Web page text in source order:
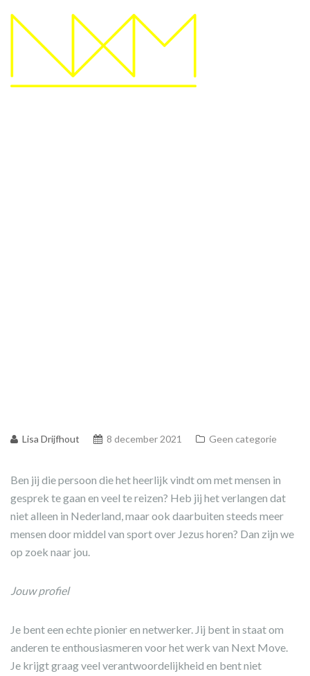
Lisa Drijfhout 8 december 2021 Geen categorie
Ben jij die persoon die het heerlijk vindt om met mensen in
gesprek te gaan en veel te reizen? Heb jij het verlangen dat
niet alleen in Nederland, maar ook daarbuiten steeds meer
mensen door middel van sport over Jezus horen? Dan zijn we
op zoek naar jou.
Jouw profiel
Je bent een echte pionier en netwerker. Jij bent in staat om
anderen te enthousiasmeren voor het werk van Next Move.
Je krijgt graag veel verantwoordelijkheid en bent niet